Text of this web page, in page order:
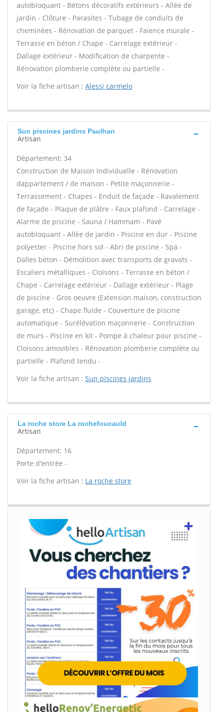
autobloquant - Bétons décoratifs extérieurs - Allée de
jardin - Clôture - Parasites - Tubage de conduits de
cheminées - Rénovation de parquet - Faïence murale -
Terrasse en béton / Chape - Carrelage extérieur -
Dallage extérieur - Modification de charpente -
Rénovation plomberie complète ou partielle -
Voir la fiche artisan : Alessi carmelo
Sun piscines jardins Paulhan
Artisan
Département: 34
Construction de Maison Individuelle - Rénovation
dappartement / de maison - Petite maçonnerie -
Terrassement - Chapes - Enduit de façade - Ravalement
de façade - Plaque de plâtre - Faux plafond - Carrelage -
Alarme de piscine - Sauna / Hammam - Pavé
autobloquant - Allée de jardin - Piscine en dur - Piscine
polyester - Piscine hors sol - Abri de piscine - Spa -
Dalles béton - Démolition avec transports de gravats -
Escaliers métalliques - Cloisons - Terrasse en béton /
Chape - Carrelage extérieur - Dallage extérieur - Plage
de piscine - Gros oeuvre (Extension maison, construction
garage, etc) - Chape fluide - Couverture de piscine
automatique - Surélévation maçonnerie - Construction
de murs - Piscine en kit - Pompe à chaleur pour piscine -
Cloisons amovibles - Rénovation plomberie complète ou
partielle - Plafond tendu -
Voir la fiche artisan : Sun piscines jardins
La roche store La rochefoucauld
Artisan
Département: 16
Porte d'entrée -
Voir la fiche artisan : La roche store